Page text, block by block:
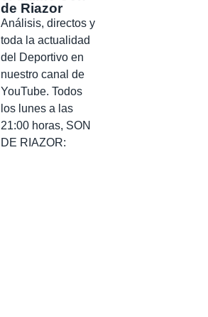
de Riazor
Análisis, directos y
toda la actualidad
del Deportivo en
nuestro canal de
YouTube. Todos
los lunes a las
21:00 horas, SON
DE RIAZOR: